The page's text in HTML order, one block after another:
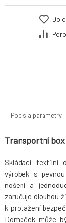
Do
Popis a parametry
Transportní box
Skládací textilní
výrobek s
nošení a
zaručuje dlouhou
k protažení
Domeček může